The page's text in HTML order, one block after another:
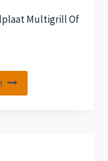
Multigrill Of